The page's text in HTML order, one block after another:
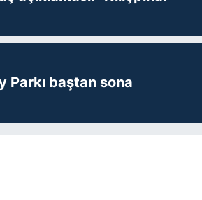
Parkı baştan sona